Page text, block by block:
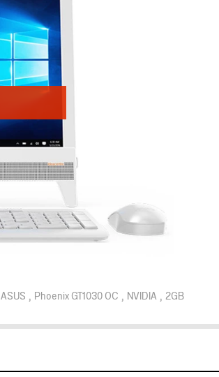
ASUS Phoenix GT1030 OC NVIDIA 2GB